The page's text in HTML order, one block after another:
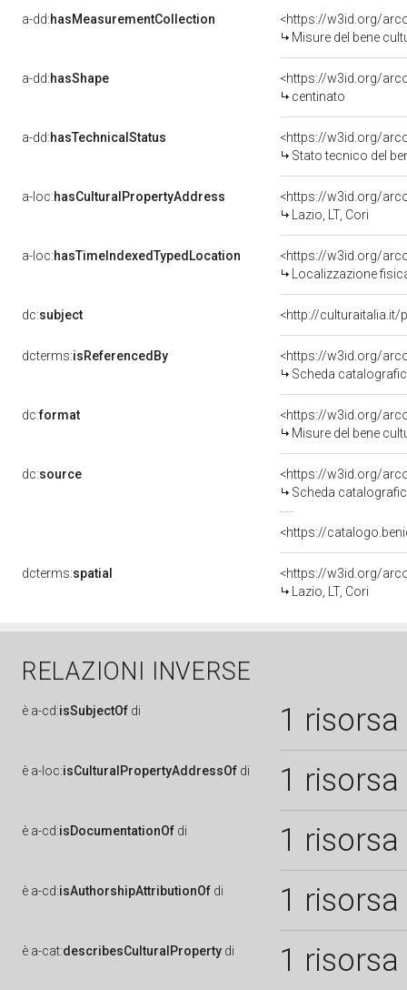
a-dd:hasMeasurementCollection
<https://w3id.org/
Misure del bene
a-dd:hasShape
<https://w3id.org/
centinato
a-dd:hasTechnicalStatus
<https://w3id.org/
Stato tecnico del
a-loc:hasCulturalPropertyAddress
<https://w3id.org/
Lazio, LT, Cori
a-loc:hasTimeIndexedTypedLocation
<https://w3id.org/
Localizzazione
dc:subject <http://culturaitalia.it/
dcterms:isReferencedBy
<https://w3id.org/
Scheda
dc:format
<https://w3id.org/
Misure del bene
dc:source
<https://w3id.org/
Scheda
<https://
dcterms:spatial
<https://w3id.org/
Lazio, LT, Cori
RELAZIONI INVERSE
è a-cd:isSubjectOf di 1 risorsa
è a-loc:isCulturalPropertyAddressOf di 1 risorsa
è a-cd:isDocumentationOf di 1 risorsa
è a-cd:isAuthorshipAttributionOf di 1 risorsa
è a-cat:describesCulturalProperty di 1 risorsa